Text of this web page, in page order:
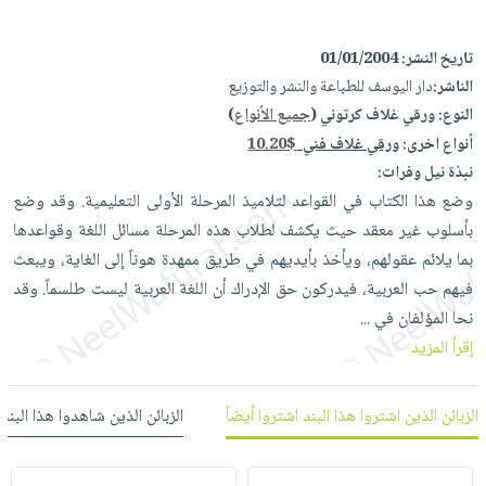
الحمية
والتغذية
المائدة
الأوعية
والتخزين
أدوات
المطبخ
العودة
للمدارس
اكسسوارات
كتب
اكسسوارات
منزلية
اكسسوارات
ملابس
مطرزات
حقائب
عناية
بالذات
مجاني
بنود
مختارة
اشتراكات
كل
الاشتراكات
صندوق
القراءة
iKitab
بلا
حدود
بحث
متقدم
نيل
وفرات
عن
الشركة
سياسة
الشركة
حسابك
لائحة
الأمنيات
تاريخ النشر:01/01/2004
الناشر:دار اليوسف للطباعة والنشر والتوزيع
النوع:ورقي غلاف كرتوني (جميع الأنواع)
أنواع اخرى:ورقي غلاف فني10.20$
نبذة نيل وفرات:
وضع هذا الكتاب في القواعد لتلاميذ المرحلة الأولى التعليمية. وقد وضع
بأسلوب غير معقد حيث يكشف لطلاب هذه المرحلة مسائل اللغة وقواعدها
بما يلائم عقولهم، ويأخذ بأيديهم في طريق ممهدة هوناً إلى الغاية، ويبعث
فيهم حب العربية، فيدركون حق الإدراك أن اللغة العربية ليست طلسماً. وقد
نحا المؤلفان في...
إقرأ المزيد
الزبائن الذين اشتروا هذا البند اشتروا أيضاً الزبائن الذين شاهدوا هذا